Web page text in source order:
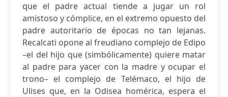
que el padre actual tiende a jugar un rol
amistoso y cómplice, en el extremo opuesto del
padre autoritario de épocas no tan lejanas.
Recalcati opone al freudiano complejo de Edipo
–el del hijo que (simbólicamente) quiere matar
al padre para yacer con la madre y ocupar el
trono– el complejo de Telémaco, el hijo de
Ulises que, en la Odisea homérica, espera el